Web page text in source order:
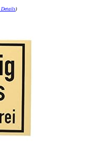
Details)